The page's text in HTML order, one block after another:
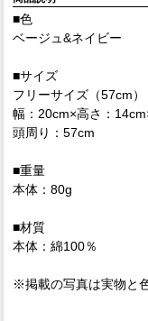
■色
ベージュ&ネイビー
■サイズ
フリーサイズ（57cm）
幅：20cm×高さ：
頭周り：57cm
■重量
本体：80g
■材質
本体：綿100％
※掲載の写真は実物と